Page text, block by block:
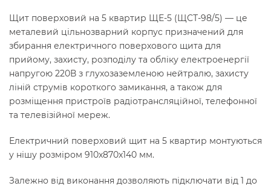
Щит поверховий на 5 квартир ЩЕ-5 (ЩСТ-98/5) — це
металевий цільнозварний корпус призначений для
збирання електричного поверхового щита для
прийому, захисту, розподілу та обліку електроенергії
напругою 220В з глухозаземленою нейтралю, захисту
ліній струмів короткого замикання, а також для
розміщення пристроїв радіотрансляційної, телефонної
та телевізійної мереж.
Електричний поверховий щит на 5 квартир монтуються
у нішу розміром 910x870x140 мм.
Залежно від виконання дозволяють підключати від 1 до